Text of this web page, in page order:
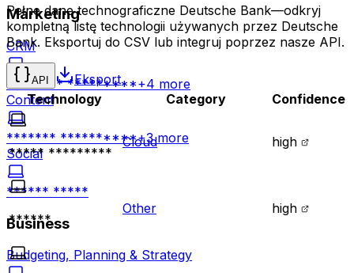
Marketing
CRM
******** *********+4 more
Content
******* **********+3more
Social
****** *****
Business
Budgeting, Planning & Strategy
Pełne dane technograficzne Deutsche Bank—odkryj
kompletną listę technologii używanych przez Deutsche
Bank. Eksportuj do CSV lub integruj poprzez nasze API.
API
Eksport
Technology
Category Confidence
***** *********
Cloud high
******
Other high